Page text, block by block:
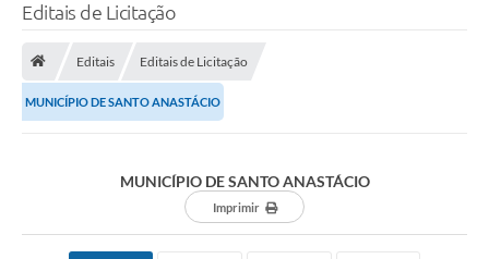
Editais de Licitação
Editais Editais de Licitação
MUNICÍPIO DE SANTO ANASTÁCIO
MUNICÍPIO DE SANTO ANASTÁCIO
Imprimir